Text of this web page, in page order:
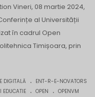
Vineri, 08 martie 2024,
al Universității
în cadrul Open
Timișoara, prin
DIGITALĂ . ENT-R-E-NOVATORS
EDUCATIE . OPEN . OPENVM